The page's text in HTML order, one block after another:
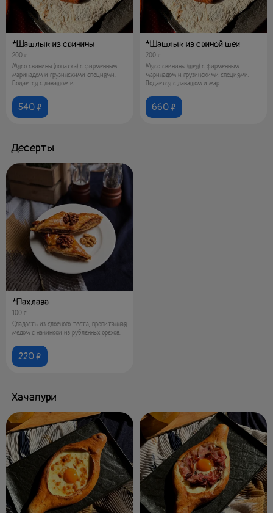
*Шашлык из свинины
200 г
Мясо свинины (лопатка) с фирменным
маринадом и грузинскими специями.
Подается с лавашом и
540 ₽
*Шашлык из свиной шеи
200 г
Мясо свинины (шея) с фирменным
маринадом и грузинскими специями.
Подается с лавашом и мар
660 ₽
Десерты
*Пахлава
100 г
Сладость из слоеного теста, пропитанная
медом с начинкой из рубленных орехов.
220 ₽
Хачапури